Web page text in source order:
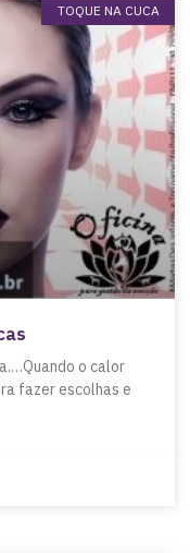
TOQUE NA CUCA
o calor
fazer escolhas e